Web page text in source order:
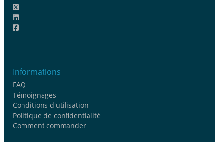
Informations
FAQ
Témoignages
Conditions d'utilisation
Politique de confidentialité
Comment commander